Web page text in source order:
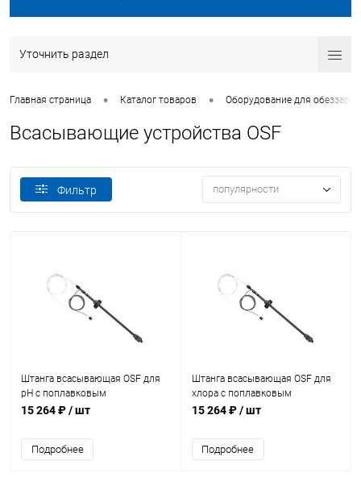
Уточнить раздел
Главная страница • Каталог товаров • Оборудование для
Всасывающие устройства OSF
Фильтр популярности
Штанга всасывающая OSF для
pH с поплавковым
переключателем +черная
15 264 ₽/ шт
Подробнее
Штанга всасывающая OSF для
хлора с поплавковым
переключателем +белая
15 264 ₽/ шт
Подробнее